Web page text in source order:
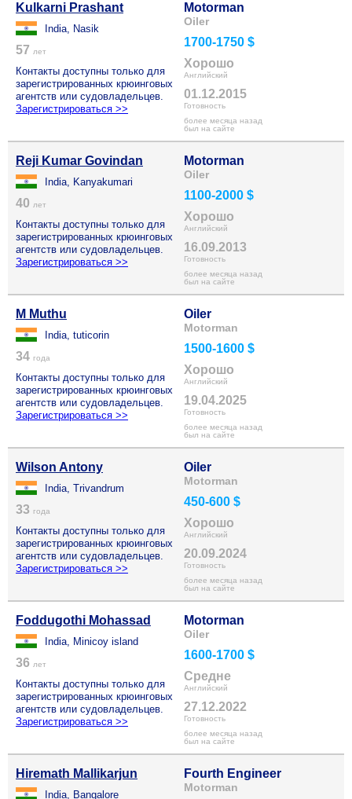
Kulkarni Prashant
India, Nasik
57 лет
Контакты доступны только для
зарегистрированных крюинговых
агентств или судовладельцев.
Зарегистрироваться >>
Motorman
Oiler
1700-1750 $
Хорошо
Английский
01.12.2015
Готовность
более месяца назад
был на сайте
Reji Kumar Govindan
India, Kanyakumari
40 лет
Контакты доступны только для
зарегистрированных крюинговых
агентств или судовладельцев.
Зарегистрироваться >>
Motorman
Oiler
1100-2000 $
Хорошо
Английский
16.09.2013
Готовность
более месяца назад
был на сайте
M Muthu
India, tuticorin
34 года
Контакты доступны только для
зарегистрированных крюинговых
агентств или судовладельцев.
Зарегистрироваться >>
Oiler
Motorman
1500-1600 $
Хорошо
Английский
19.04.2025
Готовность
более месяца назад
был на сайте
Wilson Antony
India, Trivandrum
33 года
Контакты доступны только для
зарегистрированных крюинговых
агентств или судовладельцев.
Зарегистрироваться >>
Oiler
Motorman
450-600 $
Хорошо
Английский
20.09.2024
Готовность
более месяца назад
был на сайте
Foddugothi Mohassad
India, Minicoy island
36 лет
Контакты доступны только для
зарегистрированных крюинговых
агентств или судовладельцев.
Зарегистрироваться >>
Motorman
Oiler
1600-1700 $
Средне
Английский
27.12.2022
Готовность
более месяца назад
был на сайте
Hiremath Mallikarjun
India, Bangalore
Fourth Engineer
Motorman